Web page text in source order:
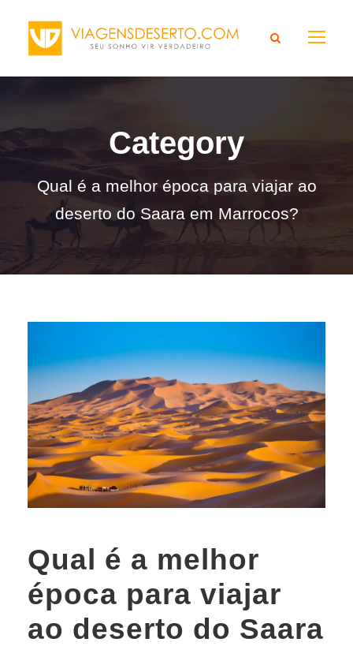
Category
Qual é a melhor época para viajar ao
deserto do Saara em Marrocos?
Qual é a melhor
época para viajar
ao deserto do Saara